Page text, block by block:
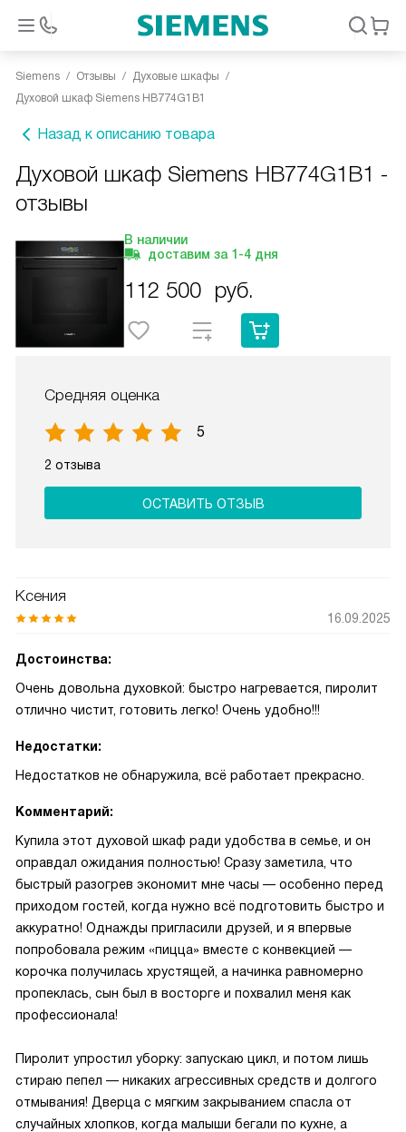
Siemens Отзывы
Духовые шкафы
Духовой шкаф Siemens HB774G1B1
Назад к описанию товара
Духовой шкаф Siemens HB774G1B1 -
отзывы
В наличии
доставим за 1-4 дня
112 500 руб.
Средняя оценка
5
2 отзыва
ОСТАВИТЬ ОТЗЫВ
Ксения
16.09.2025
Достоинства:
Очень довольна духовкой: быстро нагревается, пиролит
отлично чистит, готовить легко! Очень удобно!!!
Недостатки:
Недостатков не обнаружила, всё работает прекрасно.
Комментарий:
Купила этот духовой шкаф ради удобства в семье, и он
оправдал ожидания полностью! Сразу заметила, что
быстрый разогрев экономит мне часы — особенно перед
приходом гостей, когда нужно всё подготовить быстро и
аккуратно! Однажды пригласили друзей, и я впервые
попробовала режим «пицца» вместе с конвекцией —
корочка получилась хрустящей, а начинка равномерно
пропеклась, сын был в восторге и похвалил меня как
профессионала!
Пиролит упростил уборку: запускаю цикл, и потом лишь
стираю пепел — никаких агрессивных средств и долгого
отмывания! Дверца с мягким закрыванием спасла от
случайных хлопков, когда малыши бегали по кухне, а